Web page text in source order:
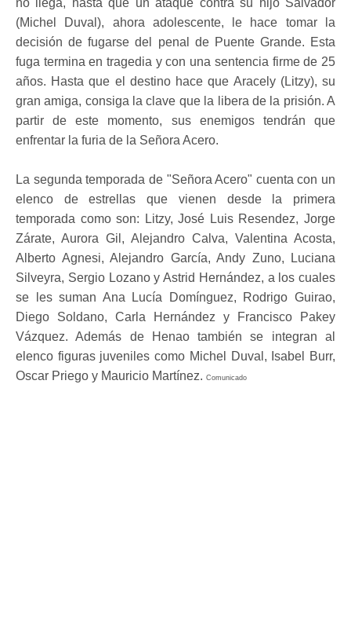
no llega, hasta que un ataque contra su hijo Salvador
(Michel Duval), ahora adolescente, le hace tomar la
decisión de fugarse del penal de Puente Grande. Esta
fuga termina en tragedia y con una sentencia firme de 25
años. Hasta que el destino hace que Aracely (Litzy), su
gran amiga, consiga la clave que la libera de la prisión. A
partir de este momento, sus enemigos tendrán que
enfrentar la furia de la Señora Acero.
La segunda temporada de "Señora Acero" cuenta con un
elenco de estrellas que vienen desde la primera
temporada como son: Litzy, José Luis Resendez, Jorge
Zárate, Aurora Gil, Alejandro Calva, Valentina Acosta,
Alberto Agnesi, Alejandro García, Andy Zuno, Luciana
Silveyra, Sergio Lozano y Astrid Hernández, a los cuales
se les suman Ana Lucía Domínguez, Rodrigo Guirao,
Diego Soldano, Carla Hernández y Francisco Pakey
Vázquez. Además de Henao también se integran al
elenco figuras juveniles como Michel Duval, Isabel Burr,
Oscar Priego y Mauricio Martínez. Comunicado